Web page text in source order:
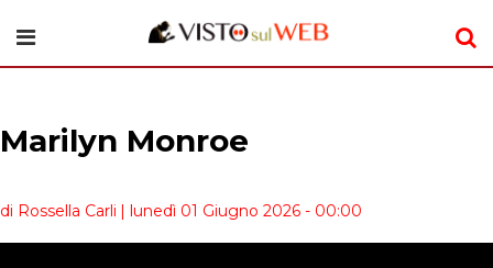
Marilyn Monroe
di Rossella Carli | lunedì 01 Giugno 2026 - 00:00